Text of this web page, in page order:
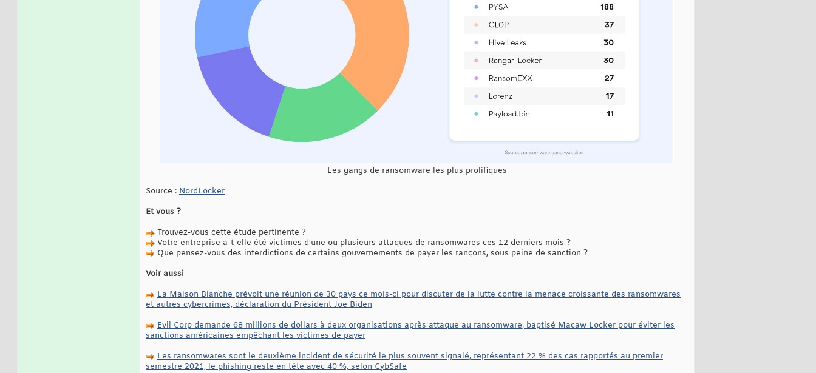
Les gangs de ransomware les plus prolifiques
Source : NordLocker
Et vous ?
Trouvez-vous cette étude pertinente ?
Votre entreprise a-t-elle été victimes d'une ou plusieurs attaques de ransomwares ces 12 derniers mois ?
Que pensez-vous des interdictions de certains gouvernements de payer les rançons, sous peine de sanction ?
Voir aussi
La Maison Blanche prévoit une réunion de 30 pays ce mois-ci pour discuter de la lutte contre la menace croissante des ransomwares
et autres cybercrimes, déclaration du Président Joe Biden
Evil Corp demande 68 millions de dollars à deux organisations après attaque au ransomware, baptisé Macaw Locker pour éviter les
sanctions américaines empêchant les victimes de payer
Les ransomwares sont le deuxième incident de sécurité le plus souvent signalé, représentant 22 % des cas rapportés au premier
semestre 2021, le phishing reste en tête avec 40 %, selon CybSafe